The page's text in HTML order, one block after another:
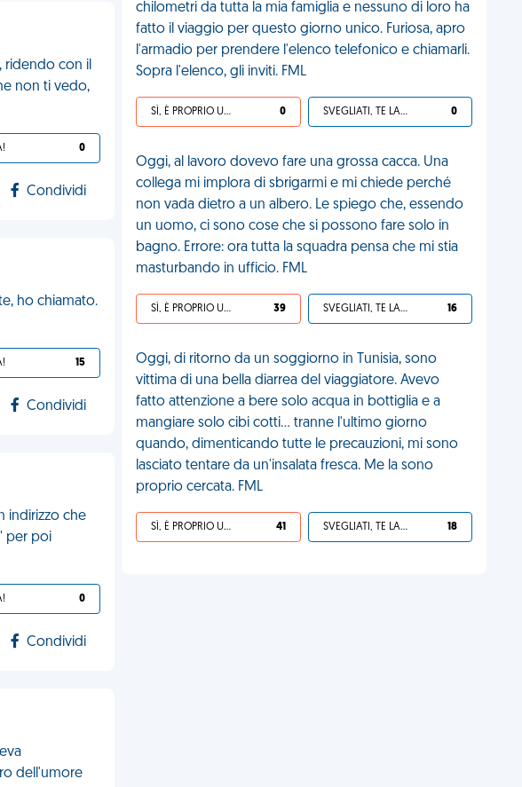
ridendo con il
non ti vedo,
0
Condividi
ho chiamato.
15
Condividi
indirizzo che
per poi
0
Condividi
dell'umore
chilometri da tutta la mia famiglia e nessuno di loro ha
fatto il viaggio per questo giorno unico. Furiosa, apro
l'armadio per prendere l'elenco telefonico e chiamarli.
Sopra l'elenco, gli inviti. FML
SÌ, È PROPRIO UNA VDM! 0 SVEGLIATI, TE LA SEI CERCATA! 0
Oggi, al lavoro dovevo fare una grossa cacca. Una
collega mi implora di sbrigarmi e mi chiede perché
non vada dietro a un albero. Le spiego che, essendo
un uomo, ci sono cose che si possono fare solo in
bagno. Errore: ora tutta la squadra pensa che mi stia
masturbando in ufficio. FML
SÌ, È PROPRIO UNA VDM! 39 SVEGLIATI, TE LA SEI CERCATA! 16
Oggi, di ritorno da un soggiorno in Tunisia, sono
vittima di una bella diarrea del viaggiatore. Avevo
fatto attenzione a bere solo acqua in bottiglia e a
mangiare solo cibi cotti... tranne l'ultimo giorno
quando, dimenticando tutte le precauzioni, mi sono
lasciato tentare da un'insalata fresca. Me la sono
proprio cercata. FML
SÌ, È PROPRIO UNA VDM! 41 SVEGLIATI, TE LA SEI CERCATA! 18